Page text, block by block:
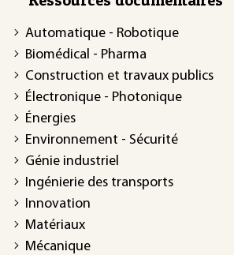
Automatique - Robotique
Biomédical - Pharma
Construction et travaux publics
Électronique - Photonique
Énergies
Environnement - Sécurité
Génie industriel
Ingénierie des transports
Innovation
Matériaux
Mécanique